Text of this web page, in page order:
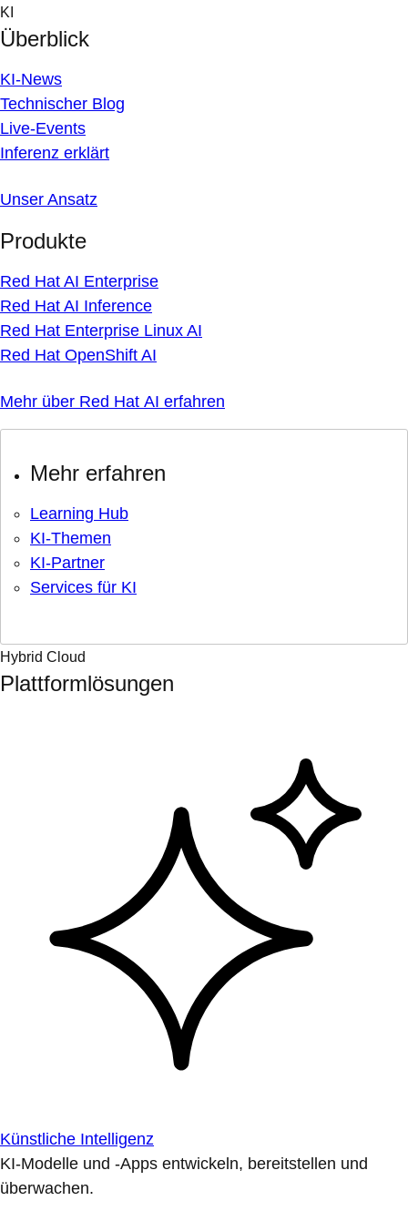
Skip
to
content
KI
Überblick
KI-News
Technischer Blog
Live-Events
Inferenz erklärt
Unser Ansatz
Produkte
Red Hat AI Enterprise
Red Hat AI Inference
Red Hat Enterprise Linux AI
Red Hat OpenShift AI
Mehr über Red Hat AI erfahren
Mehr erfahren
Learning Hub
KI-Themen
KI-Partner
Services für KI
Hybrid Cloud
Plattformlösungen
Künstliche Intelligenz
KI-Modelle und -Apps entwickeln, bereitstellen und
überwachen.